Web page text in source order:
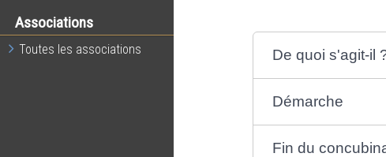
Associations
Toutes les associations De quoi s'agit-il
Démarche
Fin du